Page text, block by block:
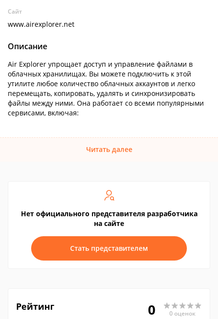
Сайт
www.airexplorer.net
Описание
Air Explorer упрощает доступ и управление файлами в
облачных хранилищах. Вы можете подключить к этой
утилите любое количество облачных аккаунтов и легко
перемещать, копировать, удалять и синхронизировать
файлы между ними. Она работает со всеми популярными
сервисами, включая:
Читать далее
Нет официального представителя разработчика
на сайте
Стать представителем
Рейтинг 0 0 оценок